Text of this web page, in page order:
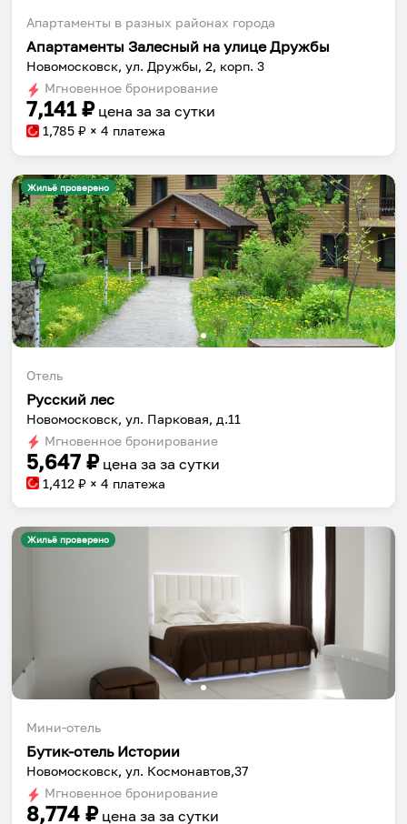
Апартаменты в разных районах города
Апартаменты Залесный на улице Дружбы
Новомосковск, ул. Дружбы, 2, корп. 3
Мгновенное бронирование
7,141₽ цена за за сутки
1,785 ₽ × 4 платежа
Жильё проверено
Отель
Русский лес
Новомосковск, ул. Парковая, д.11
Мгновенное бронирование
5,647 ₽ цена за за сутки
1,412 ₽ × 4 платежа
Жильё проверено
Мини-отель
Бутик-отель Истории
Новомосковск, ул. Космонавтов,37
Мгновенное бронирование
8,774 ₽ цена за за сутки